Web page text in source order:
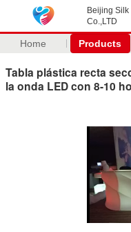
Beijing
Co.,LTD
Home Products
Tabla plástica recta
la onda LED con 8-10